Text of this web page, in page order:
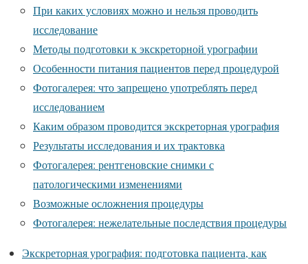
При каких условиях можно и нельзя проводить
исследование
Методы подготовки к экскреторной урографии
Особенности питания пациентов перед процедурой
Фотогалерея: что запрещено употреблять перед
исследованием
Каким образом проводится экскреторная урография
Результаты исследования и их трактовка
Фотогалерея: рентгеновские снимки с
патологическими изменениями
Возможные осложнения процедуры
Фотогалерея: нежелательные последствия процедуры
Экскреторная урография: подготовка пациента, как